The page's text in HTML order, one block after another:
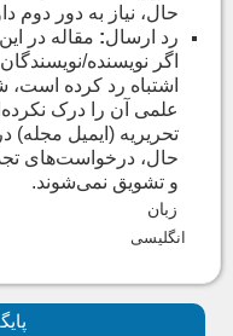
حال، نیاز به دور دوم
رد ارسال: مقاله در
اگر نویسنده/
اشتباه رد کرده است،
علمی آن را درک
تحریریه (ایمیل مجله)
حال، درخواست‌های
و تشویق نمی‌شوند.
زبان
انگلیسی